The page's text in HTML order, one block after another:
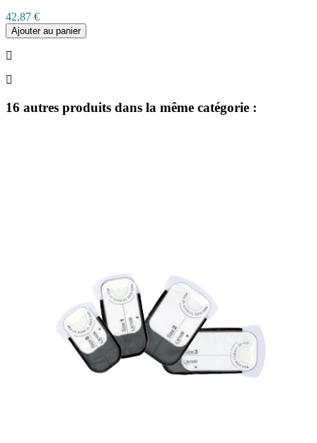
42,87 €
Ajouter au panier
16 autres produits dans la même catégorie :